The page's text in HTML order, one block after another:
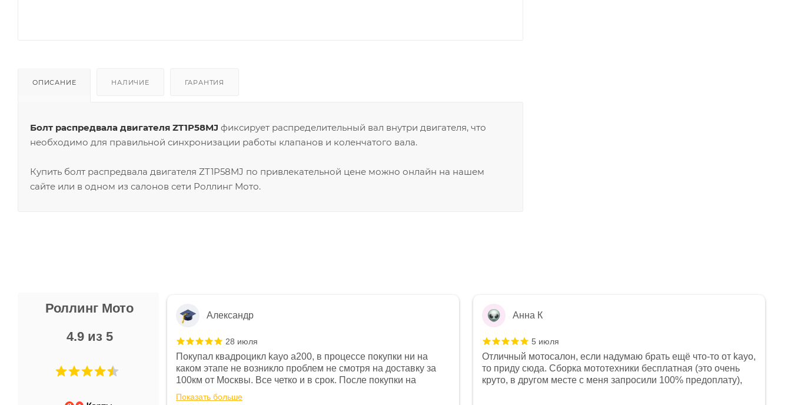
ОПИСАНИЕ НАЛИЧИЕ ГАРАНТИЯ
Болт распредвала двигателя ZT1P58MJ фиксирует распределительный вал внутри двигателя, что
необходимо для правильной синхронизации работы клапанов и коленчатого вала.
Купить болт распредвала двигателя ZT1P58MJ по привлекательной цене можно онлайн на нашем
сайте или в одном из салонов сети Роллинг Мото.
Роллинг Мото
4.9 из 5
Не понравились условия
и дают только на год)
Александр
28 июля
Покупал квадроцикл kayo a200, в процессе покупки ни на
каком этапе не возникло проблем не смотря на доставку за
100км от Москвы. Все четко и в срок. После покупки на
спидометре всегда был 0, при этом представители магазина
Показать больше
Анна К
5 июля
Отличный мотосалон, если надумаю брать ещё что-то от kayo,
то приду сюда. Сборка мототехники бесплатная (это очень
круто, в другом месте с меня запросили 100% предоплату),